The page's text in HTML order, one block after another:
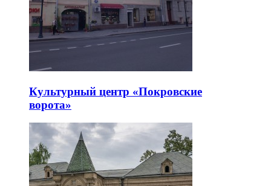
Культурный центр «Покровские
ворота»